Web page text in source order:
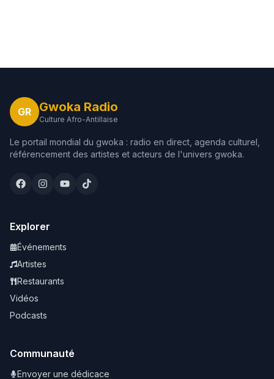
GR Gwoka Radio
Culture Afro-Antillaise
Le portail mondial du gwoka : radio en direct, agenda culturel,
référencement des artistes et acteurs de l'univers gwoka.
Explorer
Événements
Artistes
Restaurants
Vidéos
Podcasts
Communauté
Envoyer une dédicace